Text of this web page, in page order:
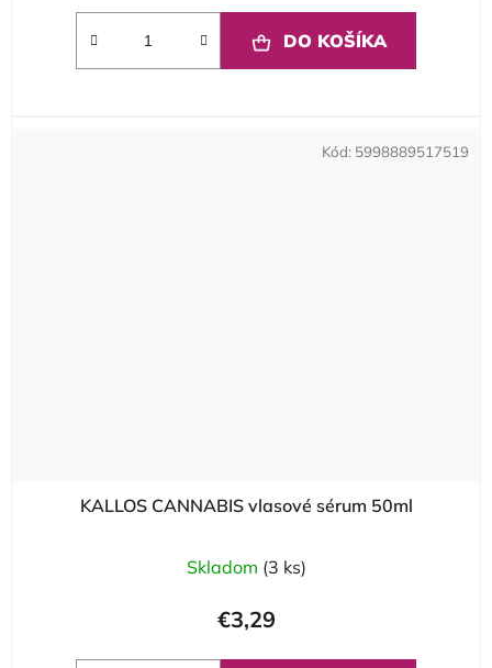
DO KOŠÍKA
KALLOS CANNABIS vlasové sérum 50ml
Skladom (3 ks)
€3,29
Kód: 5998889517519